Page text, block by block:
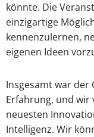
könnte. Die
einzigartige
kennenzulernen,
eigenen Ideen
Insgesamt war
Erfahrung, und
neuesten
Intelligenz. Wir